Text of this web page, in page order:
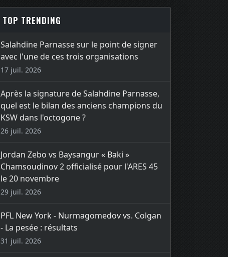
TOP TRENDING
Salahdine Parnasse sur le point de signer
avec l'une de ces trois organisations
17 juil. 2026
Après la signature de Salahdine Parnasse,
quel est le bilan des anciens champions du
KSW dans l'octogone ?
26 juil. 2026
Jordan Zebo vs Baysangur « Baki »
Chamsoudinov 2 officialisé pour l'ARES 45
le 20 novembre
29 juil. 2026
PFL New York - Nurmagomedov vs. Colgan
- La pesée : résultats
31 juil. 2026